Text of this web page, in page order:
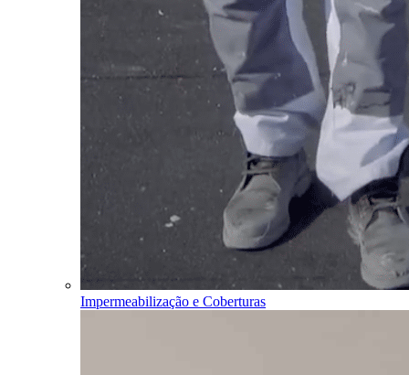
Impermeabilização e Coberturas